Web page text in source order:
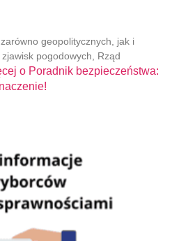
geopolitycznych, jak i
pogodowych, Rząd
o Poradnik bezpieczeństwa: